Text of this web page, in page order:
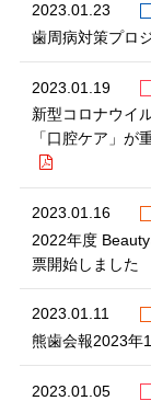
2023.01.23
歯周病対策プロ
2023.01.19
新型コロナウイ
「口腔ケア」が
2023.01.16
2022年度
票開始しました
2023.01.11
熊歯会報2023年
2023.01.05